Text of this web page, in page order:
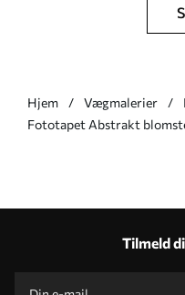
Hjem Vægmalerier
Fototapet Abstrakt
Tilmeld